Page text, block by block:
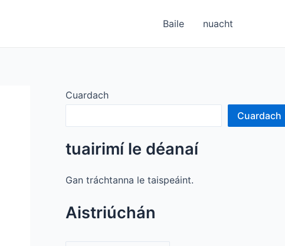
Baile nuacht
Cuardach
Cuardach
tuairimí le déanaí
Gan tráchtanna le taispeáint.
Aistriúchán